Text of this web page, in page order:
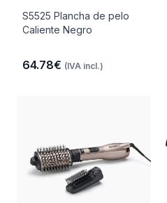
S5525 Plancha de pelo
Caliente Negro
64.78€ (IVA incl.)